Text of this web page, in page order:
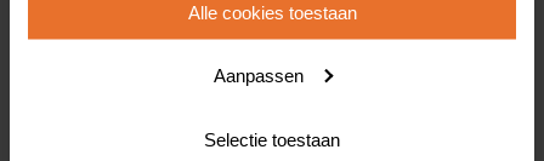
Alle cookies toestaan
Aanpassen
Selectie toestaan